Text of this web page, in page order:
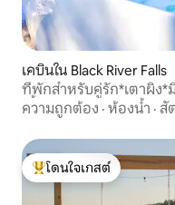
เคบินใน Black River Falls
ที่พักสำหรับคู่รัก*เตาผิง*
เลี้ยง
ความถูกต้อง · ห้องน้ำ · สั
โดนใจเกสต์ที่สุด
โดนใจเกสต์